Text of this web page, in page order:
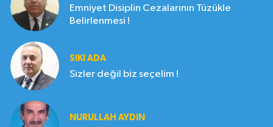
Emniyet Disiplin Cezalarının Tüzükle
Belirlenmesi !
SIKI ADA
Sizler değil biz seçelim !
NURULLAH AYDIN